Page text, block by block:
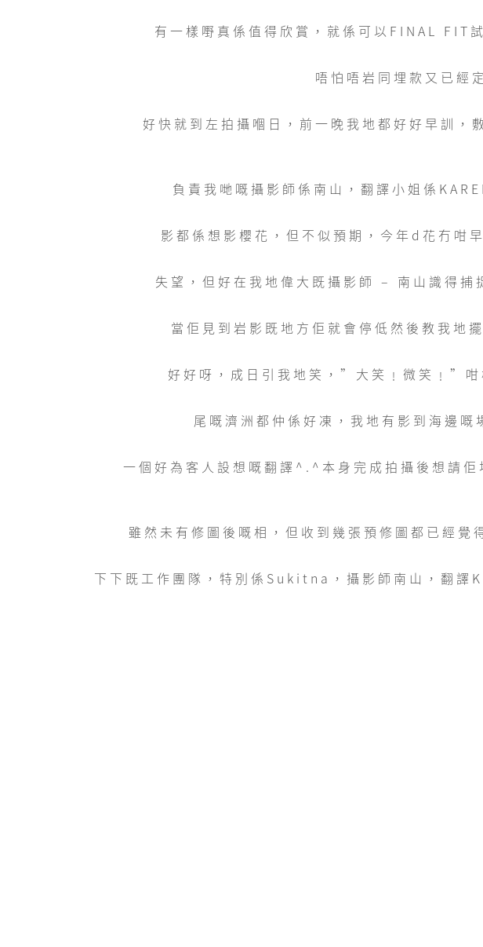
有一樣嘢真係值得欣賞，就係可以FINAL FIT
唔怕唔岩同埋款又已經
好快就到左拍攝嗰日，前一晚我地都好好早訓，
負責我哋嘅攝影師係南山，翻譯小姐係
影都係想影櫻花，但不似預期，今年d花冇咁
失望，但好在我地偉大既攝影師 – 南山識得捕
當佢見到岩影既地方佢就會停低然後教我
好好呀，成日引我地笑，”大笑﹗微笑﹗”
尾嘅濟洲都仲係好凍，我地有影到海邊
一個好為客人設想嘅翻譯^.^本身完成拍攝後想請
雖然未有修圖後嘅相，但收到幾張預修圖都已經
下下既工作團隊，特別係Sukitna，攝影師南山